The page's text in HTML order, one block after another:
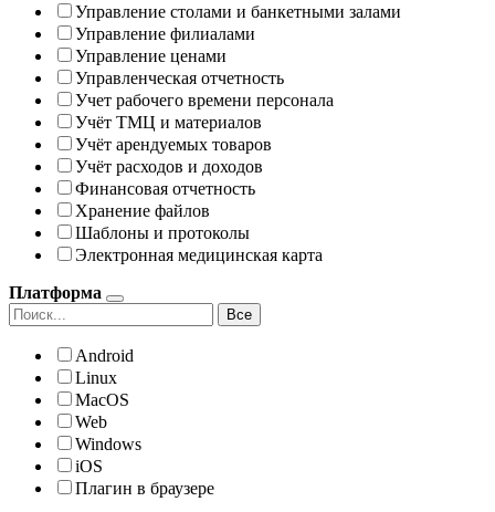
Управление столами и банкетными залами
Управление филиалами
Управление ценами
Управленческая отчетность
Учет рабочего времени персонала
Учёт ТМЦ и материалов
Учёт арендуемых товаров
Учёт расходов и доходов
Финансовая отчетность
Хранение файлов
Шаблоны и протоколы
Электронная медицинская карта
Платформа
Все
Android
Linux
MacOS
Web
Windows
iOS
Плагин в браузере